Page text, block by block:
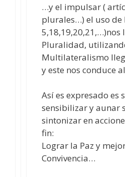
…y el impulsar (
plurales…) el uso de
5,18,19,20,21,…)nos
Pluralidad,
Multilateralismo
y este nos conduce
Así es expresado es
sensibilizar y aunar
sintonizar en
fin:
Lograr la Paz y
Convivencia…